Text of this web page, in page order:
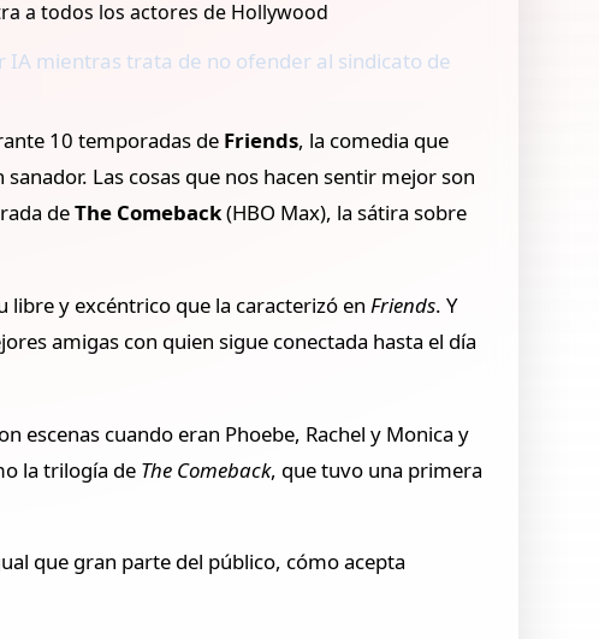
IA mientras trata de no ofender al sindicato de
10 temporadas de Friends, la comedia que
Las cosas que nos hacen sentir mejor son
deThe Comeback(HBO Max), la sátira sobre
libre y excéntrico que la caracterizó enFriends. Y
amigas con quien sigue conectada hasta el día
escenas cuando eran Phoebe, Rachel y Monica y
la trilogía de The Comeback, que tuvo una primera
que gran parte del público, cómo acepta